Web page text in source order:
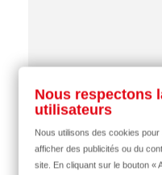
Nous respectons
utilisateurs
Nous utilisons des cookies
afficher des publicités ou du
site. En cliquant sur le bouton «